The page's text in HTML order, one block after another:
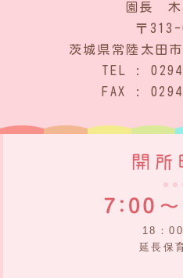
園長 木
〒313-
茨城県常陸太田
TEL :
FAX :
18：
延長保